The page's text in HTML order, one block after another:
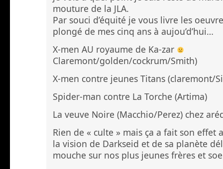
mouture de la JLA.
Par souci d’équité je vous livre les
plongé de mes cinq ans à aujou’d’hui…
X-men AU royaume de Ka-zar
Claremont/golden/cockrum/Smith)
X-men contre jeunes Titans (claremont/
Spider-man contre La Torche (Artima)
La veuve Noire (Macchio/Perez) chez
Rien de « culte » mais ça a fait son effet
la vision de Darkseid et de sa planète
mouche sur nos plus jeunes frères et